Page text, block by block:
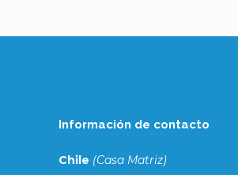
Información de contacto
Chile (Casa Matriz)